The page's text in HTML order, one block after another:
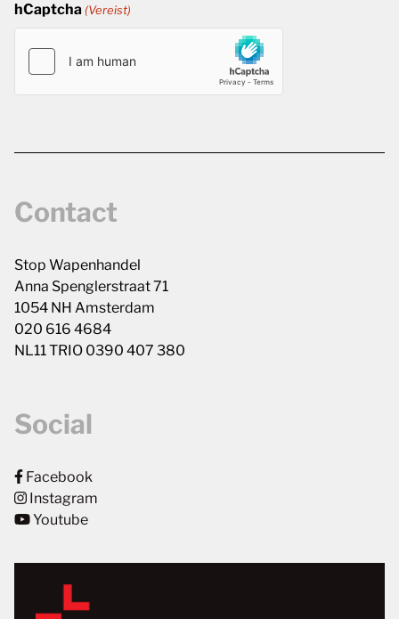
hCaptcha (Vereist)
Contact
Stop Wapenhandel
Anna Spenglerstraat 71
1054 NH Amsterdam
020 616 4684
NL11 TRIO 0390 407 380
Social
Facebook
Instagram
Youtube